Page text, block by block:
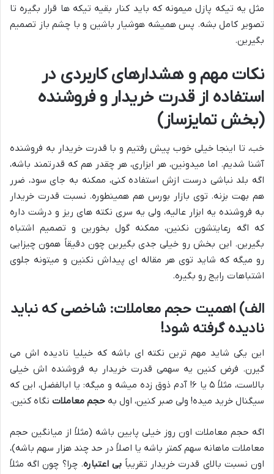
مثل یه تیکه پازل میمونه که باید کنار بقیه تیکه ها قرار بگیره تا
تصویر کامل بشه. پس همیشه هوشیار باشین و با چشم باز تصمیم
بگیرین.
نکات مهم و هشدارهای کاربردی در
استفاده از قدرت خریدار و فروشنده
(بخش تمایزساز)
خب، تا اینجا خیلی خوب پیش رفتیم و با قدرت خریدار به فروشنده
آشنا شدیم. اما میدونین، هر ابزاری، هر چقدر هم که قدرتمند باشه،
اگه بلد نباشی درست ازش استفاده کنی، ممکنه به جای سود، ضرر
هم بهت بزنه. توی بازار بورس هم همینطوره. نسبت قدرت خریدار
به فروشنده یه ابزار عالیه، ولی یه سری نکته های ریز و درشت داره
که اگه رعایتشون نکنین، ممکنه گول بخورین و تصمیم اشتباه
بگیرین. این بخش رو خیلی جدی بگیرین چون دقیقاً همون چیزایی
رو میگه که شاید توی هر مقاله ای پیداش نکنین و میتونه جلوی
اشتباهات رایج رو بگیره.
الف) اهمیت حجم معاملات: شاخصی که نباید
نادیده گرفته شود!
این یکی شاید مهم ترین نکته ای باشه که خیلیا نادیده اش می
گیرن. فرض کنین یه سهمی قدرت خریدار به فروشنده اش خیلی
بالاست، مثلاً ۵ یا ۶! آدم ذوق زده میشه و میگه: یا ابالفضل، این که
سیگنال خرید میده! ولی صبر کنین، اول به حجم معاملات نگاه کنین.
اگه حجم معاملات اون روز خیلی پایین باشه (مثلاً از میانگین حجم
معاملات ماهانه سهم کمتر باشه یا اصلاً در حد چند هزار سهم باشه)،
اون نسبت بالای قدرت خریدار تقریباًبی اعتباره. چرا؟ چون اگه مثلاً